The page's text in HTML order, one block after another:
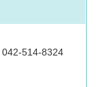
042-514-8324